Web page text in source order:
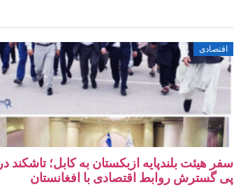
اقتصادی
سفر هیئت بلندپایه ازبکستان به کابل؛ تاشکند در
پی گسترش روابط اقتصادی با افغانستان